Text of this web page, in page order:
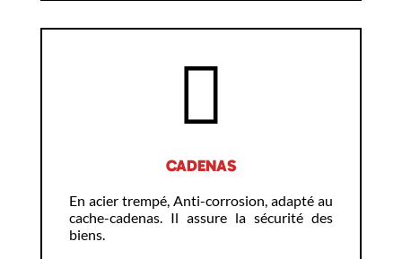
CADENAS
En acier trempé, Anti-corrosion, adapté au
cache-cadenas. Il assure la sécurité des
biens.